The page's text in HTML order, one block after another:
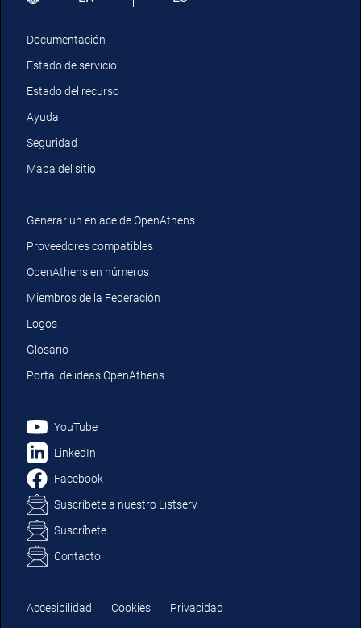
Documentación
Estado de servicio
Estado del recurso
Ayuda
Seguridad
Mapa del sitio
Generar un enlace de OpenAthens
Proveedores compatibles
OpenAthens en números
Miembros de la Federación
Logos
Glosario
Portal de ideas OpenAthens
YouTube
LinkedIn
Facebook
Suscríbete a nuestro Listserv
Suscríbete
Contacto
Accesibilidad Cookies
Privacidad